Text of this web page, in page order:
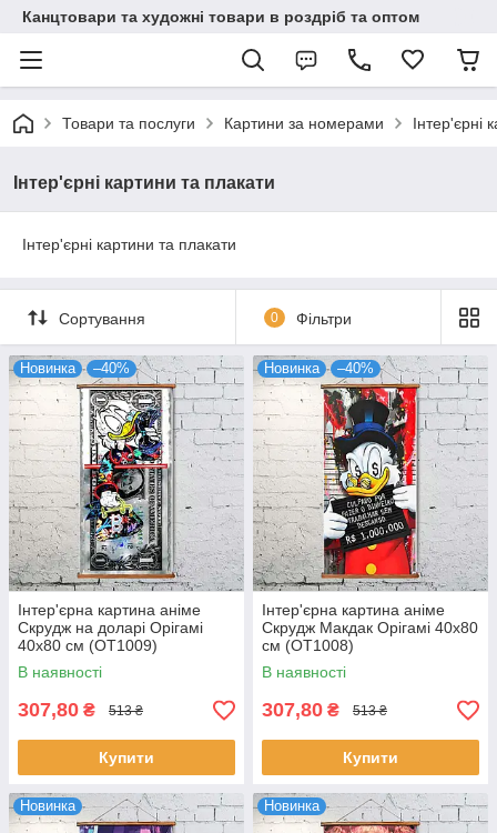
Канцтовари та художні товари в роздріб та оптом
Товари та послуги Картини за номерами Інтер'єрні
Інтер'єрні картини та плакати
Інтер'єрні картини та плакати
Сортування 0 Фільтри
Новинка –40%
Інтер'єрна картина аніме
Скрудж на доларі Орігамі
40x80 см (OT1009)
В наявності
307,80 ₴ 513 ₴
Купити
Новинка –40%
Інтер'єрна картина аніме
Скрудж Макдак Орігамі 40x80
см (OT1008)
В наявності
307,80 ₴ 513 ₴
Купити
Новинка Новинка